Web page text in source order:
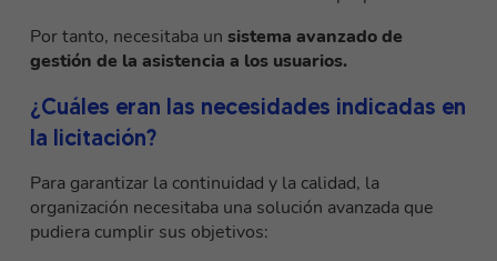
Por tanto, necesitaba un sistema avanzado de
gestión de la asistencia a los usuarios.
¿Cuáles eran las necesidades indicadas en
la licitación?
Para garantizar la continuidad y la calidad, la
organización necesitaba una solución avanzada que
pudiera cumplir sus objetivos: